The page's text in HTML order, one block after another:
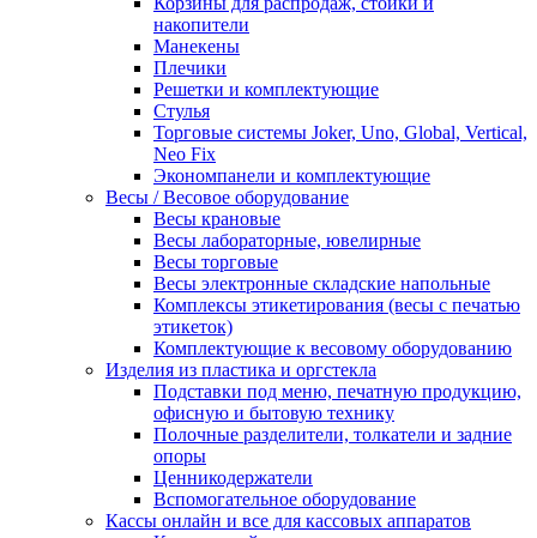
накопители
Манекены
Плечики
Решетки и комплектующие
Стулья
Торговые системы Joker, Uno, Global, Vertical,
Neo Fix
Экономпанели и комплектующие
Весы / Весовое оборудование
Весы крановые
Весы лабораторные, ювелирные
Весы торговые
Весы электронные складские напольные
Комплексы этикетирования (весы с печатью
этикеток)
Комплектующие к весовому оборудованию
Изделия из пластика и оргстекла
Подставки под меню, печатную продукцию,
офисную и бытовую технику
Полочные разделители, толкатели и задние
опоры
Ценникодержатели
Вспомогательное оборудование
Кассы онлайн и все для кассовых аппаратов